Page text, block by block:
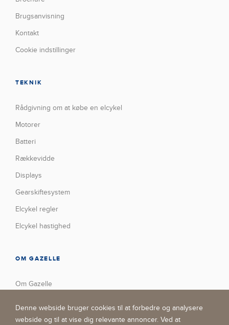
Brugsanvisning
Kontakt
Cookie indstillinger
TEKNIK
Rådgivning om at købe en elcykel
Motorer
Batteri
Rækkevidde
Displays
Gearskiftesystem
Elcykel regler
Elcykel hastighed
OM GAZELLE
Om Gazelle
Trofæskab
Denne webside bruger cookies til at forbedre og analysere
webside og til at vise dig relevante annoncer. Ved at